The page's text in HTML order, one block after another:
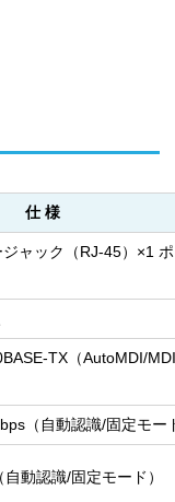
仕 様
ャック（RJ-45）×1
TX（AutoMDI/
（自動認識/固定モー
動認識/固定モード）